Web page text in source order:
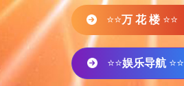
⭐⭐万 花 楼 ⭐⭐
⭐⭐娱乐导航 ⭐⭐